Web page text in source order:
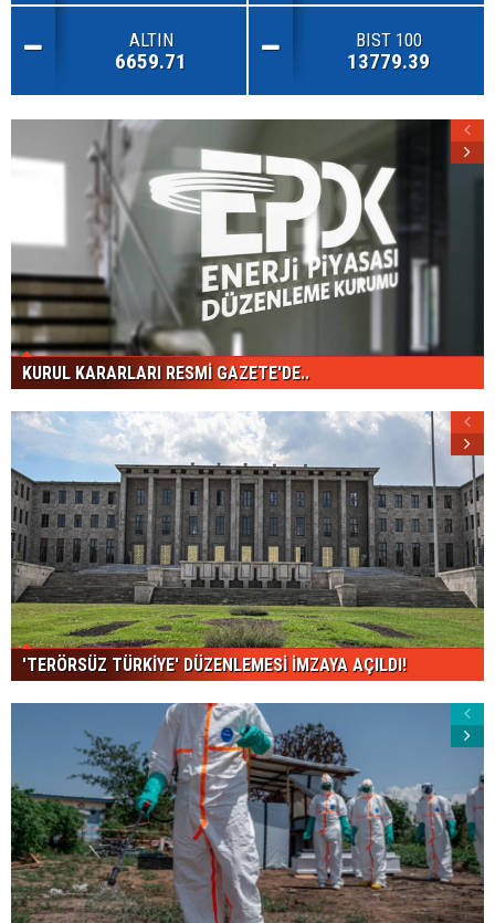
ALTIN
6659.71
BIST 100
13779.39
KURUL KARARLARI RESMİ GAZETE'DE..
'TERÖRSÜZ TÜRKİYE' DÜZENLEMESİ İMZAYA AÇILDI!